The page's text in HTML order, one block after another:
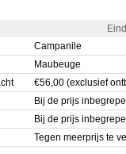
Campanile
Maubeuge
€56,00 (exclusief
Bij de prijs
Bij de prijs
Tegen meerprijs te